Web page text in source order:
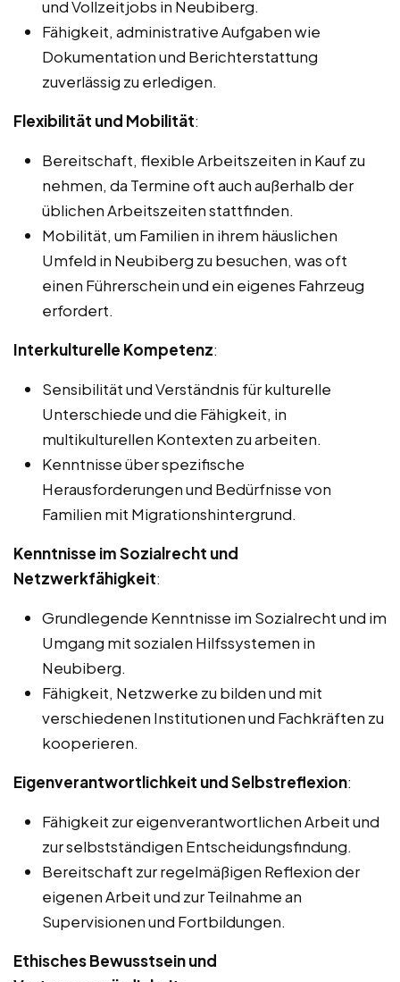
und Vollzeitjobs in Neubiberg.
Fähigkeit, administrative Aufgaben wie
Dokumentation und Berichterstattung
zuverlässig zu erledigen.
Flexibilität und Mobilität:
Bereitschaft, flexible Arbeitszeiten in Kauf zu
nehmen, da Termine oft auch außerhalb der
üblichen Arbeitszeiten stattfinden.
Mobilität, um Familien in ihrem häuslichen
Umfeld in Neubiberg zu besuchen, was oft
einen Führerschein und ein eigenes Fahrzeug
erfordert.
Interkulturelle Kompetenz:
Sensibilität und Verständnis für kulturelle
Unterschiede und die Fähigkeit, in
multikulturellen Kontexten zu arbeiten.
Kenntnisse über spezifische
Herausforderungen und Bedürfnisse von
Familien mit Migrationshintergrund.
Kenntnisse im Sozialrecht und
Netzwerkfähigkeit:
Grundlegende Kenntnisse im Sozialrecht und im
Umgang mit sozialen Hilfssystemen in
Neubiberg.
Fähigkeit, Netzwerke zu bilden und mit
verschiedenen Institutionen und Fachkräften zu
kooperieren.
Eigenverantwortlichkeit und Selbstreflexion:
Fähigkeit zur eigenverantwortlichen Arbeit und
zur selbstständigen Entscheidungsfindung.
Bereitschaft zur regelmäßigen Reflexion der
eigenen Arbeit und zur Teilnahme an
Supervisionen und Fortbildungen.
Ethisches Bewusstsein und